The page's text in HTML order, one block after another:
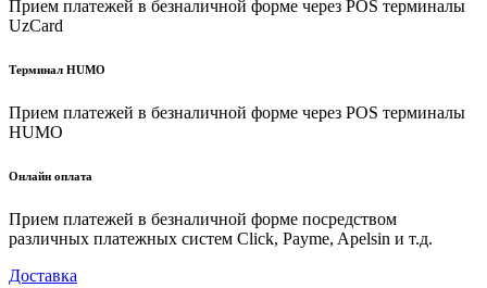
Прием платежей в безналичной форме через POS терминалы
UzCard
Терминал HUMO
Прием платежей в безналичной форме через POS терминалы
HUMO
Онлайн оплата
Прием платежей в безналичной форме посредством
различных платежных систем Click, Payme, Apelsin и т.д.
Доставка